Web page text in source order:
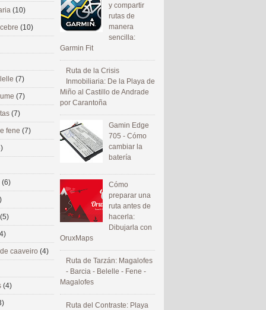
y compartir
rutas de
manera
sencilla:
Garmin Fit
Ruta de la Crisis
Inmobiliaria: De la Playa de
Miño al Castillo de Andrade
por Carantoña
Gamin Edge
705 - Cómo
cambiar la
batería
Cómo
preparar una
ruta antes de
hacerla:
Dibujarla con
OruxMaps
Ruta de Tarzán: Magalofes
- Barcia - Belelle - Fene -
Magalofes
Ruta del Contraste: Playa
(10)
(10)
(7)
(7)
(7)
fene (7)
(6)
(5)
caaveiro (4)
(4)